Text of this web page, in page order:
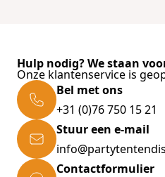
Hulp nodig? We staan
Onze klantenservice is
Bel met ons
+31 (0)76 750 15 21
Stuur een e-mail
Contactformulier